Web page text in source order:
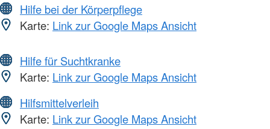
Hilfe bei der Körperpflege
Karte: Link zur Google Maps Ansicht
Hilfe für Suchtkranke
Karte: Link zur Google Maps Ansicht
Hilfsmittelverleih
Karte: Link zur Google Maps Ansicht